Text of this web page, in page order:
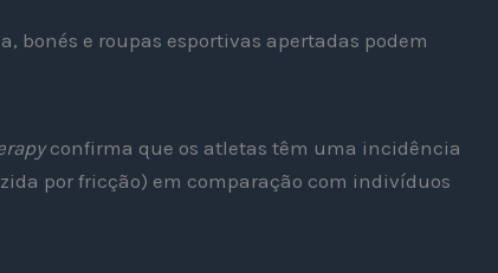
bonés e roupas esportivas apertadas podem
confirma que os atletas têm uma incidência
por fricção) em comparação com indivíduos